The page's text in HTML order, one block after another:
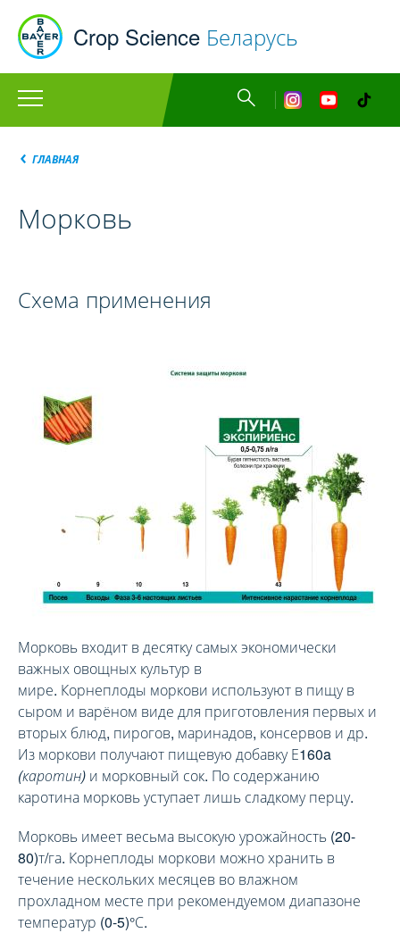
основному
содержанию
Bayer
Crop Science Беларусь
Главное
меню
instagram
Строка
ГЛАВНАЯ
Морковь
Схема применения
Морковь входит в десятку самых экономически
важных овощных культур в
мире. Корнеплоды моркови используют в пищу в
сыром и варёном виде для приготовления первых и
вторых блюд, пирогов, маринадов, консервов и др.
Из моркови получают пищевую добавку Е160a
(каротин) и морковный сок. По содержанию
каротина морковь уступает лишь сладкому перцу.
Морковь имеет весьма высокую урожайность (20-
80)т/га. Корнеплоды моркови можно хранить в
течение нескольких месяцев во влажном
прохладном месте при рекомендуемом диапазоне
температур (0-5)°С.